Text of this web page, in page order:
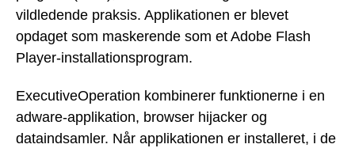
vildledende praksis. Applikationen er blevet
opdaget som maskerende som et Adobe Flash
Player-installationsprogram.
ExecutiveOperation kombinerer funktionerne i en
adware-applikation, browser hijacker og
dataindsamler. Når applikationen er installeret, i de